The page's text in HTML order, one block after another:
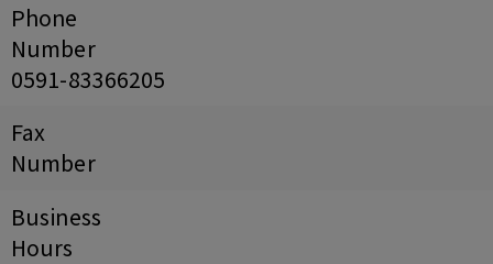
Phone
Number
0591-83366205
Fax
Number
Business
Hours